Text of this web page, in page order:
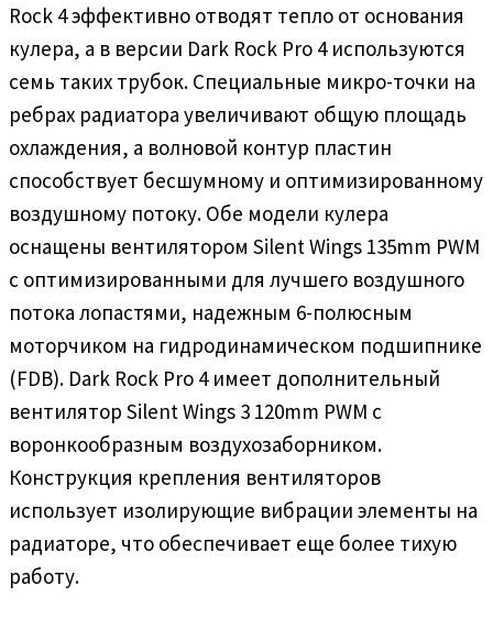
Rock 4 эффективно отводят тепло от основания
кулера, а в версии Dark Rock Pro 4 используются
семь таких трубок. Специальные микро-точки на
ребрах радиатора увеличивают общую площадь
охлаждения, а волновой контур пластин
способствует бесшумному и оптимизированному
воздушному потоку. Обе модели кулера
оснащены вентилятором Silent Wings 135mm PWM
с оптимизированными для лучшего воздушного
потока лопастями, надежным 6-полюсным
моторчиком на гидродинамическом подшипнике
(FDB). Dark Rock Pro 4 имеет дополнительный
вентилятор Silent Wings 3 120mm PWM с
воронкообразным воздухозаборником.
Конструкция крепления вентиляторов
использует изолирующие вибрации элементы на
радиаторе, что обеспечивает еще более тихую
работу.